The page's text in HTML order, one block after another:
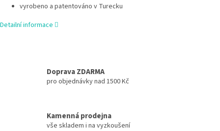
vyrobeno a patentováno v Turecku
Detailní informace
Doprava ZDARMA
pro objednávky nad 1500 Kč
Kamenná prodejna
vše skladem i na vyzkoušení